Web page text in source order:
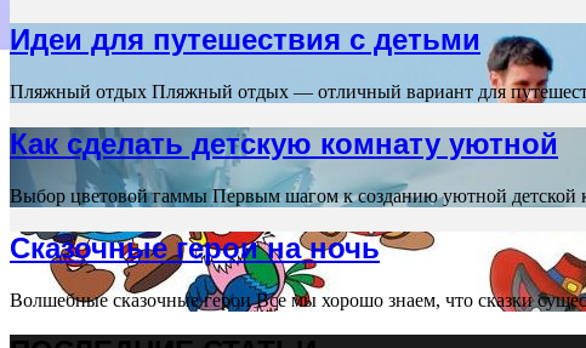
Идеи для путешествия с детьми
Пляжный отдых Пляжный отдых — отличный вариант для
Как сделать детскую комнату уютной
Выбор цветовой гаммы Первым шагом к созданию уютной
Сказочные герои на ночь
Волшебные сказочные герои Все мы хорошо знаем, что сказки